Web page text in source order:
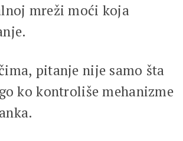
mreži moći koja
pitanje nije samo šta
ko kontroliše mehanizme